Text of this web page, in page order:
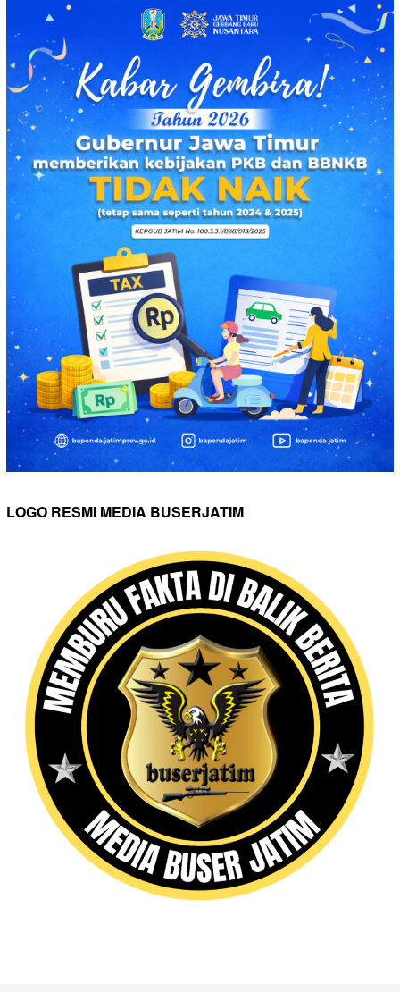
LOGO RESMI MEDIA BUSERJATIM